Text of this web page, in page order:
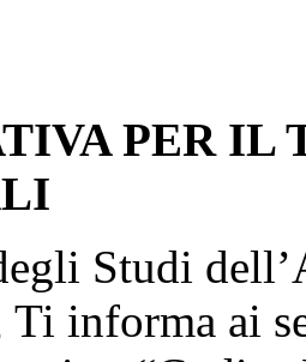
PER IL
Studi
Ti informa ai